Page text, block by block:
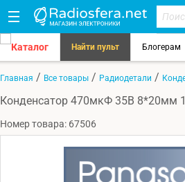
Каталог Найти пульт Блогерам
Главная / Все товары / Радиодетали /
Конденсатор 470мкФ 35В 8*20мм
Номер товара: 67506